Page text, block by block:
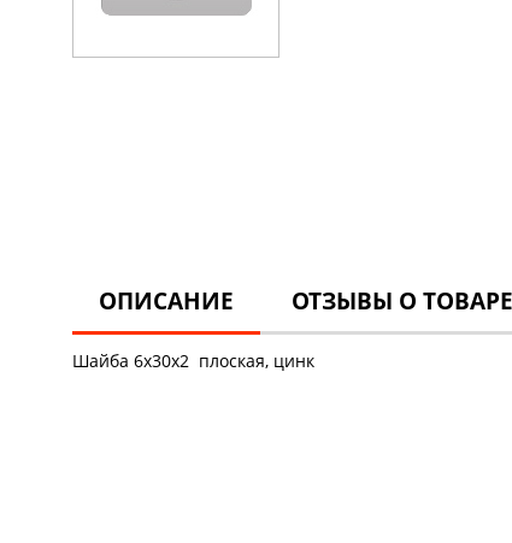
ОПИСАНИЕ ОТЗЫВЫ О ТОВАРЕ
Шайба 6х30х2 плоская, цинк